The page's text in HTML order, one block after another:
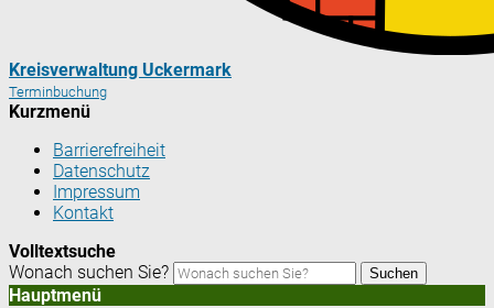
Kreisverwaltung Uckermark
Terminbuchung
Kurzmenü
Barrierefreiheit
Datenschutz
Impressum
Kontakt
Volltextsuche
Wonach suchen Sie?
Suchen
Hauptmenü